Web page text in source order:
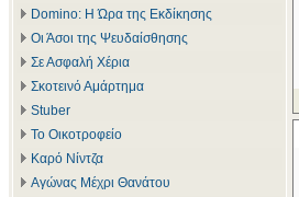
Domino: Η Ώρα της Εκδίκησης
Οι Άσοι της Ψευδαίσθησης
Σε Ασφαλή Χέρια
Σκοτεινό Αμάρτημα
Stuber
Το Οικοτροφείο
Καρό Νίντζα
Αγώνας Μέχρι Θανάτου